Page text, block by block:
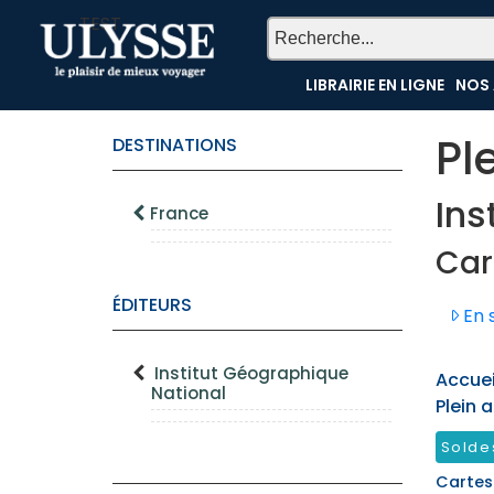
TEST
LIBRAIRIE EN LIGNE NOS
DESTINATIONS
France
ÉDITEURS
Institut Géographique
National
En
Plein
Cartes